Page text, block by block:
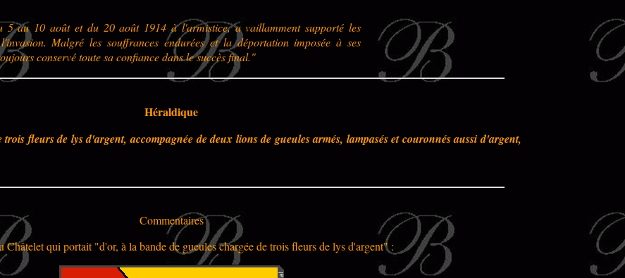
5 au 10 août et du 20 août 1914 à l'armistice, a vaillamment supporté les
Malgré les souffrances endurées et la déportation imposée à ses
conservé toute sa confiance dans le succès final."
Héraldique
fleurs de lys d'argent, accompagnée de deux lions de gueules armés, lampasés et couronnés aussi d'argent,
Commentaires
qui portait "d'or, à la bande de gueules chargée de trois fleurs de lys d'argent" :